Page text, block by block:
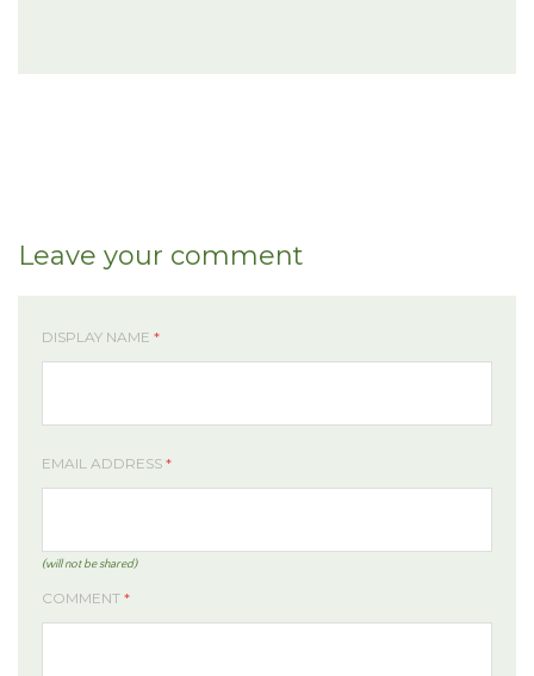
Leave your comment
DISPLAY NAME *
EMAIL ADDRESS *
(will not be shared)
COMMENT *